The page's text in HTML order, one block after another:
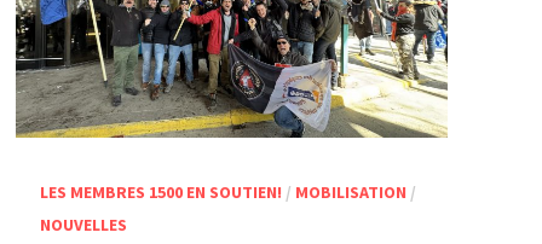
LES MEMBRES 1500 EN SOUTIEN! / MOBILISATION /
NOUVELLES